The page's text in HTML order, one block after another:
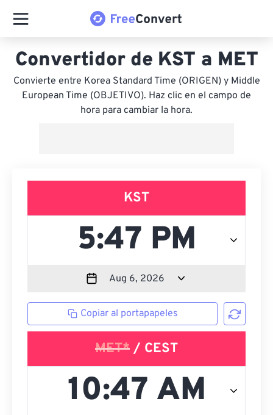
Convertidor de KST a MET
Convierte entre Korea Standard Time (ORIGEN) y Middle
European Time (OBJETIVO). Haz clic en el campo de
hora para cambiar la hora.
KST
Copiar al portapapeles
MET* / CEST